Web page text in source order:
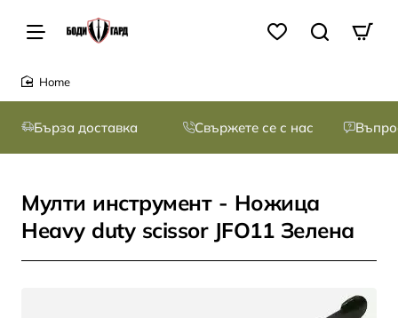
Бърза доставка Свържете се с нас
Мулти инструмент - Ножица
Heavy duty scissor JFO11 Зелена